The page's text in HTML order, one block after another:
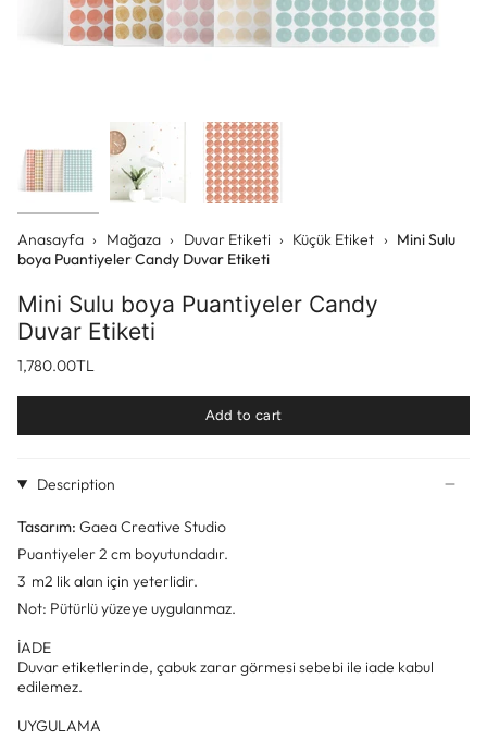
Anasayfa › Mağaza › Duvar Etiketi › Küçük Etiket › Mini Sulu
boya Puantiyeler Candy Duvar Etiketi
Mini Sulu boya Puantiyeler Candy
Duvar Etiketi
1,780.00TL
Add to cart
Description
Tasarım: Gaea Creative Studio
Puantiyeler 2 cm boyutundadır.
3 m2 lik alan için yeterlidir.
Not: Pütürlü yüzeye uygulanmaz.
İADE
Duvar etiketlerinde, çabuk zarar görmesi sebebi ile iade kabul
edilemez.
UYGULAMA